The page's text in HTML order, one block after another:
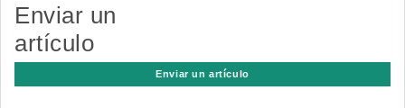
Enviar un
artículo
Enviar un artículo